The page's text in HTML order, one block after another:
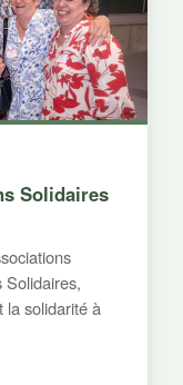
Solidaires
Solidaires,
la solidarité à